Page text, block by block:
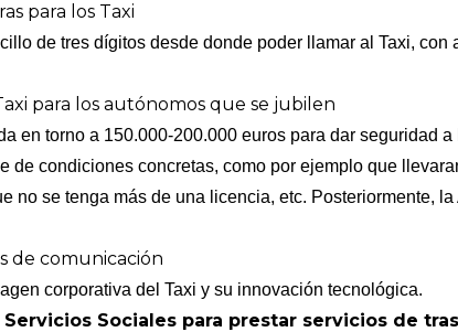
para los Taxi
de tres dígitos desde donde poder llamar al Taxi,
para los autónomos que se jubilen
en torno a 150.000-200.000 euros para dar seguridad
de condiciones concretas, como por ejemplo que
no se tenga más de una licencia, etc. Posteriormente,
de comunicación
corporativa del Taxi y su innovación tecnológica.
Sociales para prestar servicios de